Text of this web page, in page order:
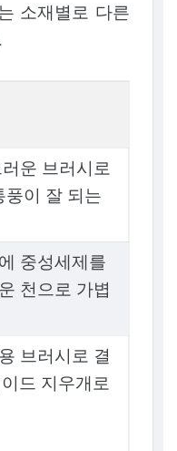
소재별로 다른
운 브러시로
풍이 잘 되는
중성세제를
천으로 가볍
브러시로 결
드 지우개로